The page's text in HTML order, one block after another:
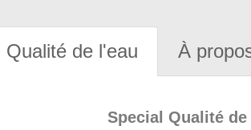
Qualité de l'eau À
Special Qualité de